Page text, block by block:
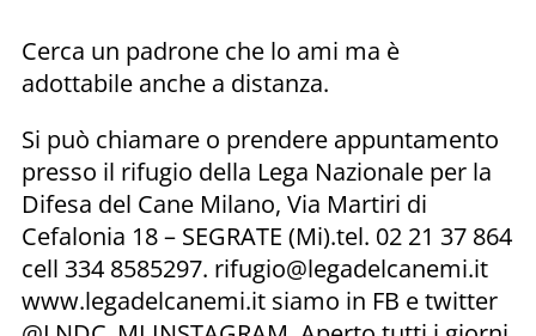
Cerca un padrone che lo ami ma è
adottabile anche a distanza.
Si può chiamare o prendere appuntamento
presso il rifugio della Lega Nazionale per la
Difesa del Cane Milano, Via Martiri di
Cefalonia 18 – SEGRATE (Mi).tel. 02 21 37 864
cell 334 8585297. rifugio@legadelcanemi.it
www.legadelcanemi.it siamo in FB e twitter